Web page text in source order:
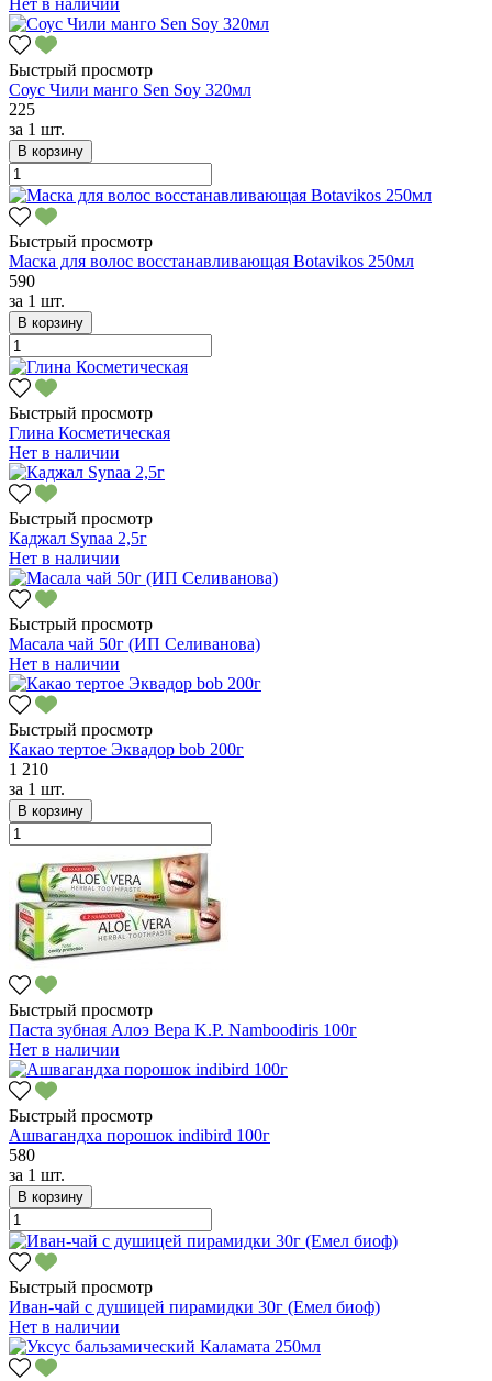
Быстрый просмотр
Соус Чили манго Sen Soy 320мл
225
за 1 шт.
В корзину
Быстрый просмотр
Маска для волос восстанавливающая Botavikos 250мл
590
за 1 шт.
В корзину
Быстрый просмотр
Глина Косметическая
Нет в наличии
Быстрый просмотр
Каджал Synaa 2,5г
Нет в наличии
Быстрый просмотр
Масала чай 50г (ИП Селиванова)
Нет в наличии
Быстрый просмотр
Какао тертое Эквадор bob 200г
1 210
за 1 шт.
В корзину
Быстрый просмотр
Паста зубная Алоэ Вера K.P. Namboodiris 100г
Нет в наличии
Быстрый просмотр
Ашвагандха порошок indibird 100г
580
за 1 шт.
В корзину
Быстрый просмотр
Иван-чай с душицей пирамидки 30г (Емел биоф)
Нет в наличии